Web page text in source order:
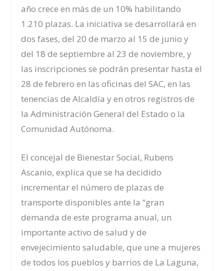
año crece en más de un 10% habilitando
1.210 plazas. La iniciativa se desarrollará en
dos fases, del 20 de marzo al 15 de junio y
del 18 de septiembre al 23 de noviembre, y
las inscripciones se podrán presentar hasta el
28 de febrero en las oficinas del SAC, en las
tenencias de Alcaldía y en otros registros de
la Administración General del Estado o la
Comunidad Autónoma.
El concejal de Bienestar Social, Rubens
Ascanio, explica que se ha decidido
incrementar el número de plazas de
transporte disponibles ante la “gran
demanda de este programa anual, un
importante activo de salud y de
envejecimiento saludable, que une a mujeres
de todos los pueblos y barrios de La Laguna,